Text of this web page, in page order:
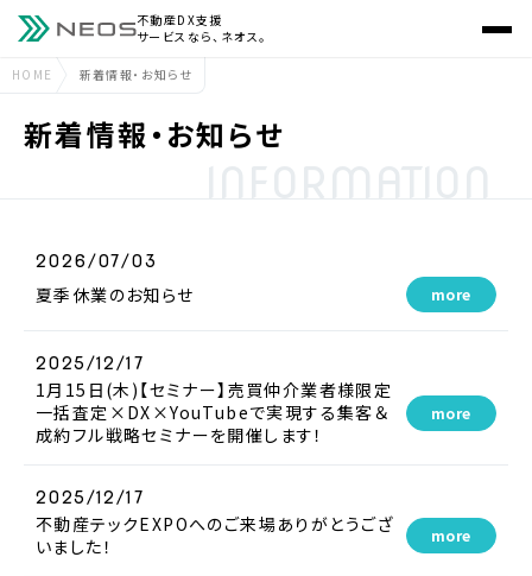
不動産DX支援
サービスなら、ネオス。
HOME 新着情報・お知らせ
新着情報・お知らせ
2026/07/03
夏季休業のお知らせ more
2025/12/17
1月15日(木)【セミナー】売買仲介業者様限定
一括査定×DX×YouTubeで実現する集客＆
成約フル戦略セミナーを開催します！
more
2025/12/17
不動産テックEXPOへのご来場ありがとうござ
いました！
more